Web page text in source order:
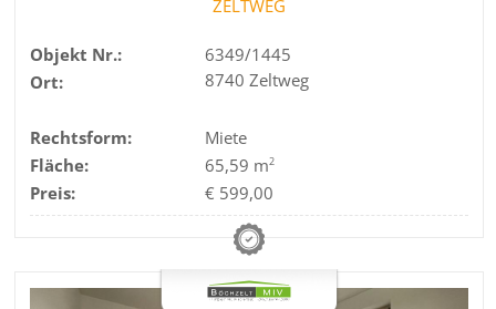
ZELTWEG
Objekt Nr.:
6349/1445
Ort:
8740 Zeltweg
Rechtsform:
Miete
Fläche:
65,59 m2
Preis: € 599,00